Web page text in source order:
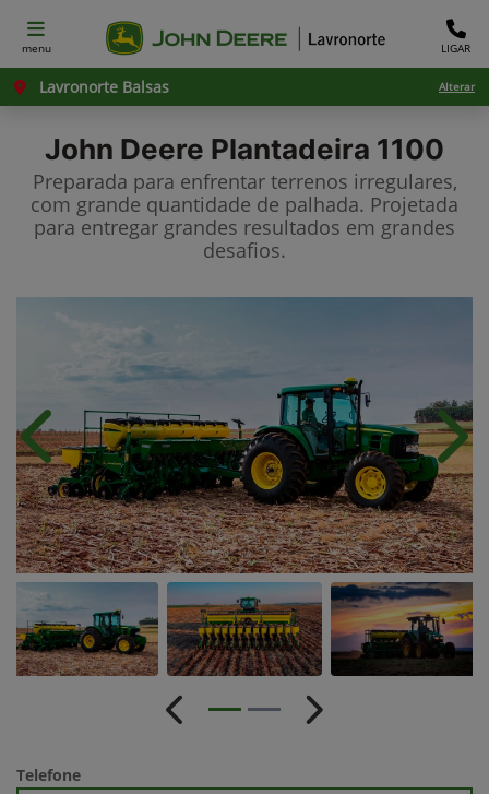
menu LIGAR
Lavronorte Balsas Alterar
John Deere Plantadeira 1100
Preparada para enfrentar terrenos irregulares,
com grande quantidade de palhada. Projetada
para entregar grandes resultados em grandes
desafios.
Anterior
Anterior Próximo
Telefone